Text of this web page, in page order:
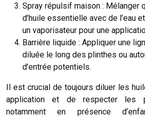
Spray répulsif maison : Mélanger
d’huile essentielle avec de l’eau
un vaporisateur pour une
Barrière liquide : Appliquer une
diluée le long des plinthes ou
d’entrée potentiels.
Il est crucial de toujours diluer les
application et de respecter les
notamment en présence